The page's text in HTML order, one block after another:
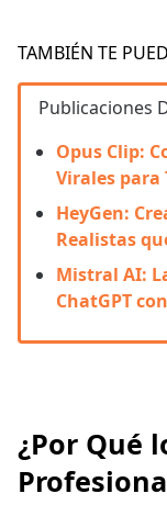
TAMBIÉN TE
Publicaciones
Opus Clip:
Virales para
HeyGen:
Realistas
Mistral AI:
ChatGPT
¿Por Qué